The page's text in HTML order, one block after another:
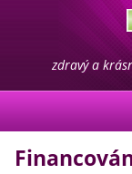
zdravý a